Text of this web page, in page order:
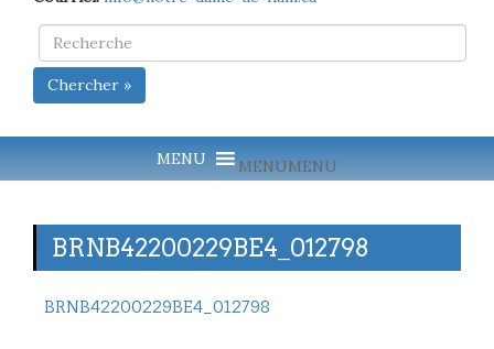
Chercher »
MENUMENU
BRNB42200229BE4_012798
BRNB42200229BE4_012798